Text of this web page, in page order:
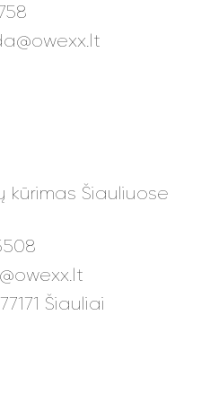
kūrimas Šiauliuose
Šiauliai